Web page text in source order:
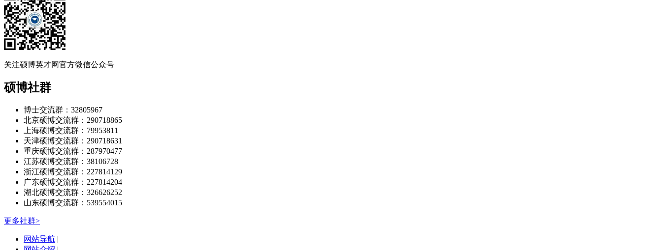
关注硕博英才网官方微信公众号
硕博社群
博士交流群：32805967
北京硕博交流群：290718865
上海硕博交流群：79953811
天津硕博交流群：290718631
重庆硕博交流群：287970477
江苏硕博交流群：38106728
浙江硕博交流群：227814129
广东硕博交流群：227814204
湖北硕博交流群：326626252
山东硕博交流群：539554015
更多社群>
网站导航 |